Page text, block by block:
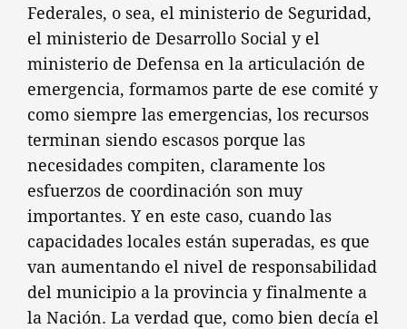
Federales, o sea, el ministerio de Seguridad,
el ministerio de Desarrollo Social y el
ministerio de Defensa en la articulación de
emergencia, formamos parte de ese comité y
como siempre las emergencias, los recursos
terminan siendo escasos porque las
necesidades compiten, claramente los
esfuerzos de coordinación son muy
importantes. Y en este caso, cuando las
capacidades locales están superadas, es que
van aumentando el nivel de responsabilidad
del municipio a la provincia y finalmente a
la Nación. La verdad que, como bien decía el